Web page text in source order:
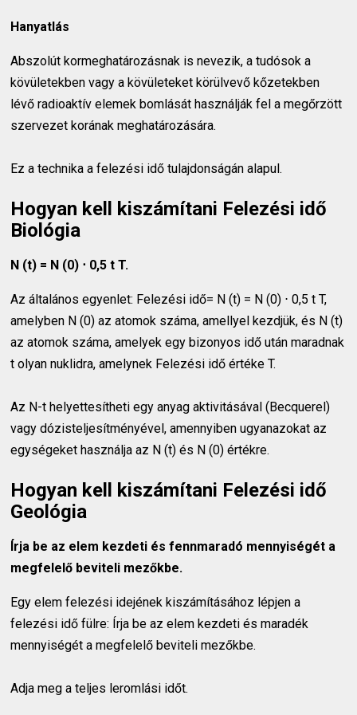
Hanyatlás
Abszolút kormeghatározásnak is nevezik, a tudósok a
kövületekben vagy a kövületeket körülvevő kőzetekben
lévő radioaktív elemek bomlását használják fel a megőrzött
szervezet korának meghatározására.
Ez a technika a felezési idő tulajdonságán alapul.
Hogyan kell kiszámítani Felezési idő
Biológia
N (t) = N (0) ⋅ 0,5 t T.
Az általános egyenlet: Felezési idő= N (t) = N (0) ⋅ 0,5 t T,
amelyben N (0) az atomok száma, amellyel kezdjük, és N (t)
az atomok száma, amelyek egy bizonyos idő után maradnak
t olyan nuklidra, amelynek Felezési idő értéke T.
Az N-t helyettesítheti egy anyag aktivitásával (Becquerel)
vagy dózisteljesítményével, amennyiben ugyanazokat az
egységeket használja az N (t) és N (0) értékre.
Hogyan kell kiszámítani Felezési idő
Geológia
Írja be az elem kezdeti és fennmaradó mennyiségét a
megfelelő beviteli mezőkbe.
Egy elem felezési idejének kiszámításához lépjen a
felezési idő fülre: Írja be az elem kezdeti és maradék
mennyiségét a megfelelő beviteli mezőkbe.
Adja meg a teljes leromlási időt.